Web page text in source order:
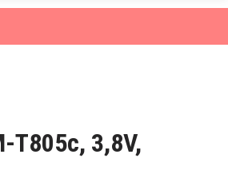
T805c, 3,8V,